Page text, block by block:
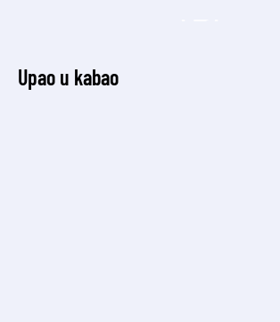
Upao u kabao